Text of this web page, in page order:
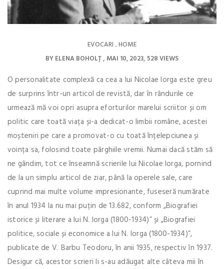
EVOCARI ,HOME
BYELENA BOHOLȚ MAI 10, 2023 528 VIEWS
O personalitate complexă ca cea a lui Nicolae Iorga este greu
de surprins într-un articol de revistă, dar în rândurile ce
urmează mă voi opri asupra eforturilor marelui scriitor și om
politic care toată viața și-a dedicat-o limbii române, acestei
moșteniri pe care a promovat-o cu toată înțelepciunea și
voința sa, folosind toate pârghiile vremii. Numai dacă stăm să
ne gândim, tot ce înseamnă scrierile lui Nicolae Iorga, pornind
de la un simplu articol de ziar, până la operele sale, care
cuprind mai multe volume impresionante, fuseseră numărate
în anul 1934 la nu mai puțin de 13.682, conform „Biografiei
istorice și literare a lui N. Iorga (1800-1934)” și „Biografiei
politice, sociale și economice a lui N. Iorga (1800-1934)”,
publicate de V. Barbu Teodoru, în anii 1935, respectiv în 1937.
Desigur că, acestor scrieri li s-au adăugat alte câteva mii în